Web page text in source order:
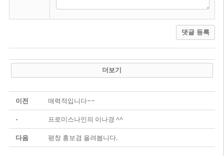
댓글 등록
더보기
이전 매력적입니다~~
- 프로미스나인의 이나경 ^^
다음 평창 홍보겸 올려봅니다.